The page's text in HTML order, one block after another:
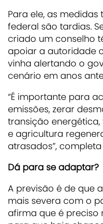
Para ele, as
federal são tardias.
criado um conselho
apoiar a autoridade
vinha alertando o
cenário em anos
“É importante para
emissões, zerar
transição
e agricultura
atrasados”,
Dá para se adaptar?
A previsão é de que
mais severa com o
afirma que é